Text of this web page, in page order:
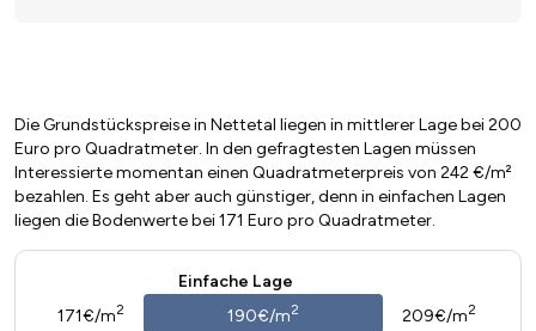
Die Grundstückspreise in Nettetal liegen in mittlerer Lage bei 200
Euro pro Quadratmeter. In den gefragtesten Lagen müssen
Interessierte momentan einen Quadratmeterpreis von 242 €/m²
bezahlen. Es geht aber auch günstiger, denn in einfachen Lagen
liegen die Bodenwerte bei 171 Euro pro Quadratmeter.
Einfache Lage
171€/m2 190€/m2 209€/m2